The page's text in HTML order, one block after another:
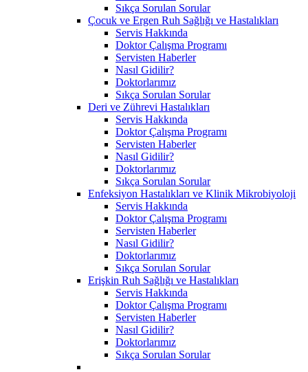
Sıkça Sorulan Sorular
Çocuk ve Ergen Ruh Sağlığı ve Hastalıkları
Servis Hakkında
Doktor Çalışma Programı
Servisten Haberler
Nasıl Gidilir?
Doktorlarımız
Sıkça Sorulan Sorular
Deri ve Zührevi Hastalıkları
Servis Hakkında
Doktor Çalışma Programı
Servisten Haberler
Nasıl Gidilir?
Doktorlarımız
Sıkça Sorulan Sorular
Enfeksiyon Hastalıkları ve Klinik Mikrobiyoloji
Servis Hakkında
Doktor Çalışma Programı
Servisten Haberler
Nasıl Gidilir?
Doktorlarımız
Sıkça Sorulan Sorular
Erişkin Ruh Sağlığı ve Hastalıkları
Servis Hakkında
Doktor Çalışma Programı
Servisten Haberler
Nasıl Gidilir?
Doktorlarımız
Sıkça Sorulan Sorular